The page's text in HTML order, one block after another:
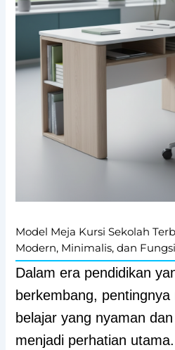
Model Meja Kursi Sekolah
Modern, Minimalis, dan
Dalam era pendidikan
berkembang,
belajar yang nyaman
menjadi perhatian